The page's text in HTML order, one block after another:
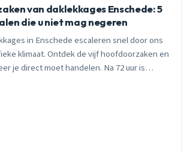
van daklekkages Enschede: 5
die u niet mag negeren
in Enschede escaleren snel door ons
klimaat. Ontdek de vijf hoofdoorzaken en
je direct moet handelen. Na 72 uur is